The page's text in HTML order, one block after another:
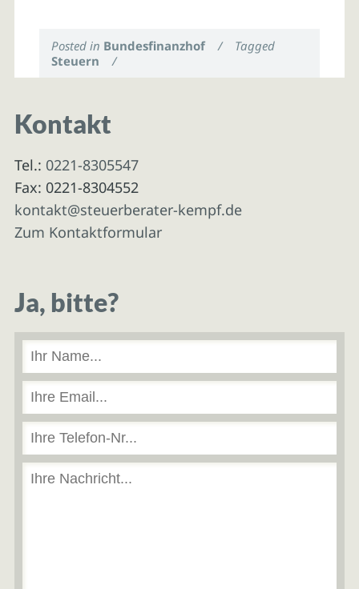
Posted in Bundesfinanzhof /
Tagged
Steuern
/
Kontakt
Tel.: 0221-8305547
Fax: 0221-8304552
kontakt@steuerberater-kempf.de
Zum Kontaktformular
Ja, bitte?